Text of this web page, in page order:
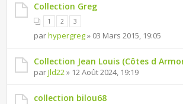
Collection Greg
1 2 3
parhypergreg» 03 Mars 2015, 19:05
Collection Jean Louis (Côtes d
parJld22» 12 Août 2024, 19:19
collection bilou68